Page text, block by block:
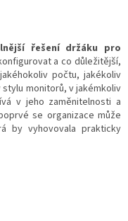
řešení držáku pro
a co důležitější,
počtu, jakékoliv
monitorů, v jakémkoliv
v jeho zaměnitelnosti a
se organizace může
by vyhovovala prakticky